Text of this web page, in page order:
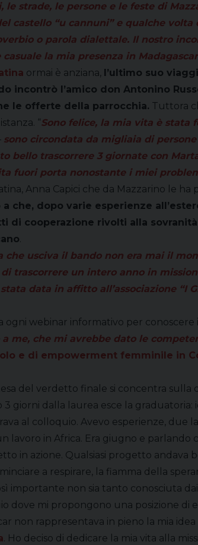
le strade, le persone e le feste di
castello “u cannuni” e qualche volta
o parola dialettale. Il nostro
casuale la mia presenza in Madagascar
ormai è anziana, l’ultimo suo
incontrò l’amico don Antonino
le offerte della parrocchia. Tuttora
“Sono felice, la mia vita è stata
sono circondata da migliaia di
bello trascorrere 3 giornate con
fuori porta nonostante i miei
Anna Capici che da Mazzarino le
che, dopo varie esperienze
di cooperazione rivolti alla
.
usciva il bando non era mai il
trascorrere un intero anno in
data in affitto all’associazione “I
ogni webinar informativo per
me, che mi avrebbe dato le
e di empowerment femminile in
del verdetto finale si concentra sulla
giorni dalla laurea esce la graduatoria:
al colloquio. Avevo esperienze, due
in Africa. Era giugno e parlando
in azione. Qualsiasi progetto andava
a respirare, la fiamma della
importante non sia tanto conosciuta
dove mi propongono una posizione
non rappresentava in pieno la mia idea
. Ho deciso di dedicare la mia vita alla